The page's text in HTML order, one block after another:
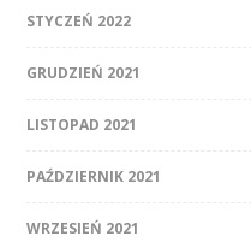
STYCZEŃ 2022
GRUDZIEŃ 2021
LISTOPAD 2021
PAŹDZIERNIK 2021
WRZESIEŃ 2021